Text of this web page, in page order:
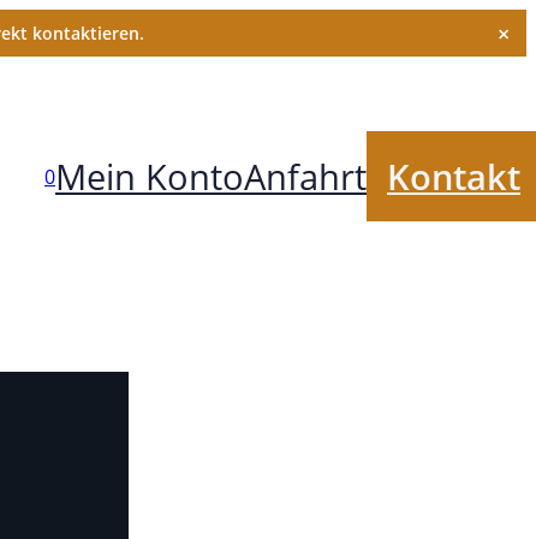
kontaktieren. ×
0Mein KontoAnfahrt Kontakt